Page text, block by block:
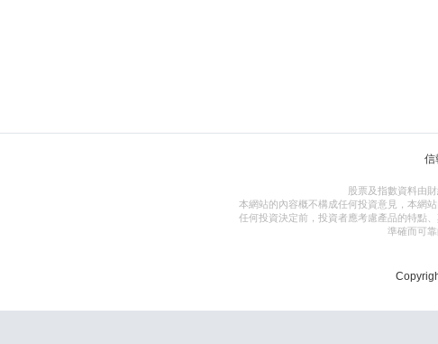
信
股票及指數資料由
本網站的內容概不構成任何投資意見，本網
任何投資決定前，投資者應考慮產品的特點
準確而可